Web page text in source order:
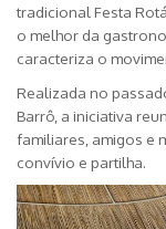
tradicional Festa
o melhor da
caracteriza o
Realizada no
Barrô, a iniciativa
familiares, amigos e
convívio e partilha.